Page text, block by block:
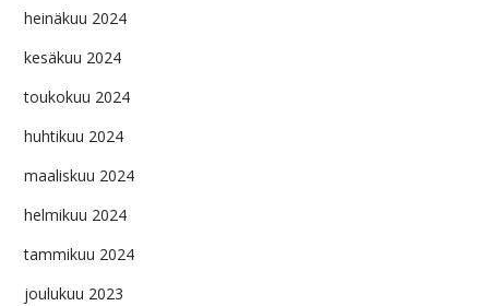
heinäkuu 2024
kesäkuu 2024
toukokuu 2024
huhtikuu 2024
maaliskuu 2024
helmikuu 2024
tammikuu 2024
joulukuu 2023